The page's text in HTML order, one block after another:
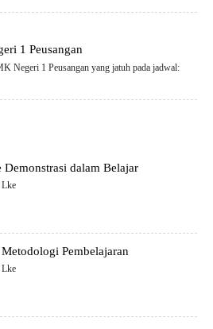
1 Peusangan
Negeri 1 Peusangan yang jatuh pada jadwal:
Demonstrasi dalam Belajar
Pembelajaran